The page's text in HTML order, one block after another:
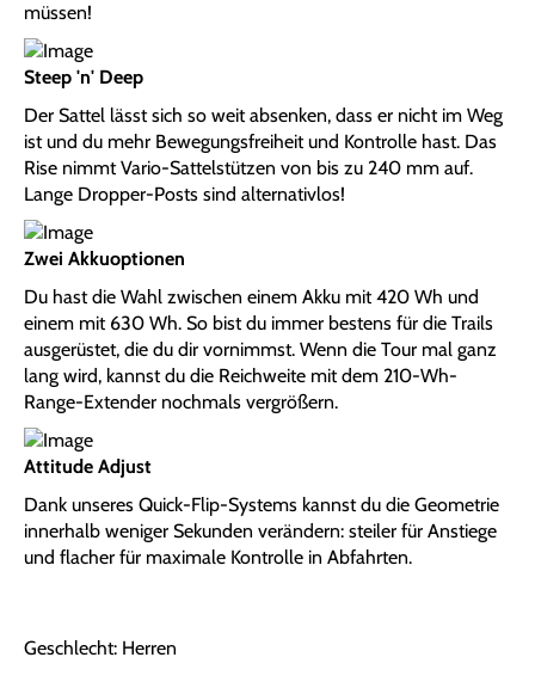
müssen!
Steep 'n' Deep
Der Sattel lässt sich so weit absenken, dass er nicht im Weg
ist und du mehr Bewegungsfreiheit und Kontrolle hast. Das
Rise nimmt Vario-Sattelstützen von bis zu 240 mm auf.
Lange Dropper-Posts sind alternativlos!
Zwei Akkuoptionen
Du hast die Wahl zwischen einem Akku mit 420 Wh und
einem mit 630 Wh. So bist du immer bestens für die Trails
ausgerüstet, die du dir vornimmst. Wenn die Tour mal ganz
lang wird, kannst du die Reichweite mit dem 210-Wh-
Range-Extender nochmals vergrößern.
Attitude Adjust
Dank unseres Quick-Flip-Systems kannst du die Geometrie
innerhalb weniger Sekunden verändern: steiler für Anstiege
und flacher für maximale Kontrolle in Abfahrten.
Geschlecht: Herren